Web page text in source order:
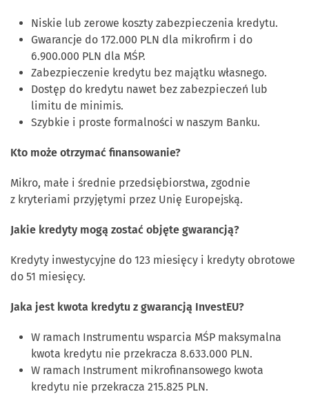
Niskie lub zerowe koszty zabezpieczenia kredytu.
Gwarancje do 172.000 PLN dla mikrofirm i do
6.900.000 PLN dla MŚP.
Zabezpieczenie kredytu bez majątku własnego.
Dostęp do kredytu nawet bez zabezpieczeń lub
limitu de minimis.
Szybkie i proste formalności w naszym Banku.
Kto może otrzymać finansowanie?
Mikro, małe i średnie przedsiębiorstwa, zgodnie
z kryteriami przyjętymi przez Unię Europejską.
Jakie kredyty mogą zostać objęte gwarancją?
Kredyty inwestycyjne do 123 miesięcy i kredyty obrotowe
do 51 miesięcy.
Jaka jest kwota kredytu z gwarancją InvestEU?
W ramach Instrumentu wsparcia MŚP maksymalna
kwota kredytu nie przekracza 8.633.000 PLN.
W ramach Instrument mikrofinansowego kwota
kredytu nie przekracza 215.825 PLN.